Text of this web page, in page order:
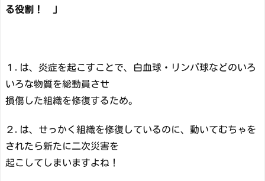
る役割！ 」
１.は、炎症を起こすことで、白血球・リンパ球などのいろ
いろな物質を総動員させ
損傷した組織を修復するため。
２.は、せっかく組織を修復しているのに、動いてむちゃを
されたら新たに二次災害を
起こしてしまいますよね！